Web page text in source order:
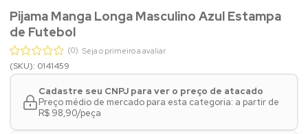
Pijama Manga Longa Masculino Azul Estampa
de Futebol
(0) Seja o primeiro a avaliar
(SKU): 0141459
Cadastre seu CNPJ para ver o preço de atacado
Preço médio de mercado para esta categoria: a partir de
R$ 98,90/peça